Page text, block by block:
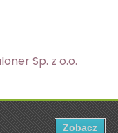
Zobacz
dowiedzieć się
Sp. z o.o.